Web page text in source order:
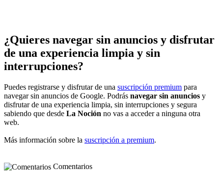
¿Quieres navegar sin anuncios y disfrutar
de una experiencia limpia y sin
interrupciones?
Puedes registrarse y disfrutar de una suscripción premium para
navegar sin anuncios de Google. Podrás navegar sin anuncios y
disfrutar de una experiencia limpia, sin interrupciones y segura
sabiendo que desde La Noción no vas a acceder a ninguna otra
web.
Más información sobre la suscripción a premium.
Comentarios